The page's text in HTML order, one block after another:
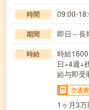
時間 09:00-
期間 即日～
時給
時給
日×4週+
給与即受
交通費
1ヶ月3